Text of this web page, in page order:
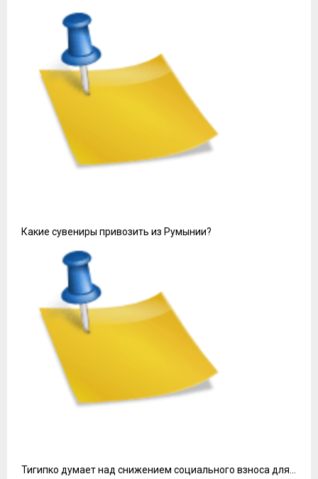
Какие сувениры привозить из Румынии?
Тигипко думает над снижением социального взноса для…